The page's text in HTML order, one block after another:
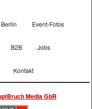
Event-Fotos
B2B Jobs
Kontakt
Media GbR